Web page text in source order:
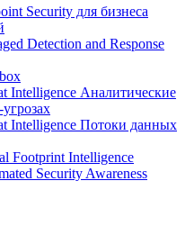
Security для бизнеса
Detection and Response
Intelligence Аналитические
Intelligence Потоки данных
Footprint Intelligence
Security Awareness